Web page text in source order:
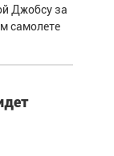
Джобсу за
самолете